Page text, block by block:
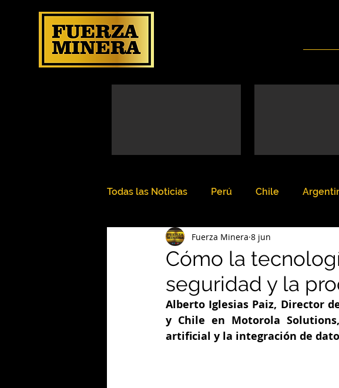
Todas las Noticias Perú Chile
Cómo la
seguridad y la
Fuerza Minera 8 jun
Alberto Iglesias Paiz, Director
y Chile en Motorola
artificial y la integración de